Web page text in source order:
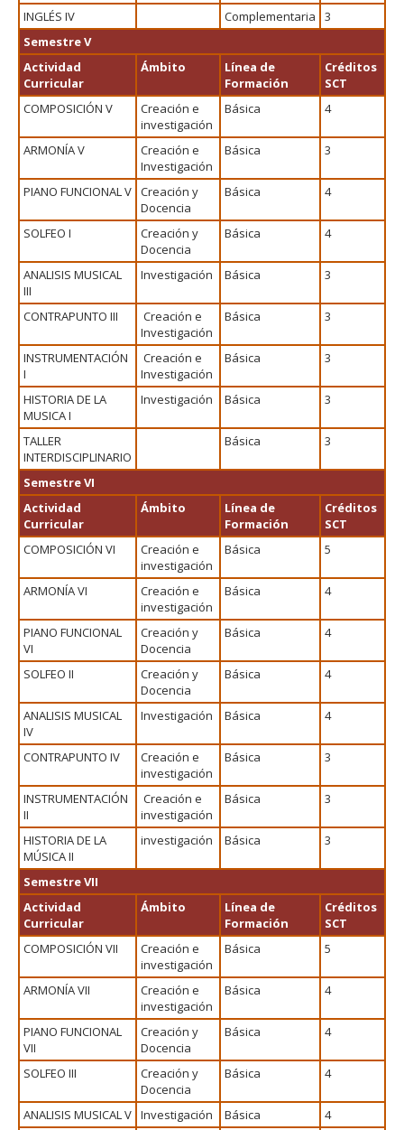
INGLÉS IV Complementaria
3
Semestre V
Actividad
Curricular
Ámbito
Línea de
Formación
Créditos
SCT
COMPOSICIÓN V
Creación e
investigación
Básica 4
ARMONÍA V
Creación e
Investigación
Básica 3
PIANO FUNCIONAL V Creación y
Docencia
Básica 4
SOLFEO I
Creación y
Docencia
Básica 4
ANALISIS MUSICAL
III
Investigación Básica 3
CONTRAPUNTO III
Creación e
Investigación
Básica 3
INSTRUMENTACIÓN
I
Creación e
Investigación
Básica 3
HISTORIA DE LA
MUSICA I
Investigación Básica 3
TALLER
INTERDISCIPLINARIO
Básica 3
Semestre VI
Actividad
Curricular
Ámbito
Línea de
Formación
Créditos
SCT
COMPOSICIÓN VI
Creación e
investigación
Básica 5
ARMONÍA VI
Creación e
investigación
Básica 4
PIANO FUNCIONAL
VI
Creación y
Docencia
Básica 4
SOLFEO II
Creación y
Docencia
Básica 4
ANALISIS MUSICAL
IV
Investigación Básica 4
CONTRAPUNTO IV
Creación e
investigación
Básica 3
INSTRUMENTACIÓN
II
Creación e
investigación
Básica 3
HISTORIA DE LA
MÚSICA II
investigación Básica 3
Semestre VII
Actividad
Curricular
Ámbito
Línea de
Formación
Créditos
SCT
COMPOSICIÓN VII
Creación e
investigación
Básica 5
ARMONÍA VII
Creación e
investigación
Básica 4
PIANO FUNCIONAL
VII
Creación y
Docencia
Básica 4
SOLFEO III
Creación y
Docencia
Básica 4
ANALISIS MUSICAL V Investigación Básica
4